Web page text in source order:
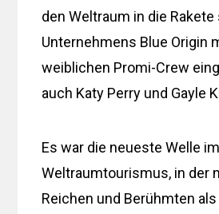
den Weltraum in die
Unternehmens Blue Origin
weiblichen Promi-Crew
auch Katy Perry und Gayle
Es war die neueste Welle im
Weltraumtourismus, in der
Reichen und Berühmten